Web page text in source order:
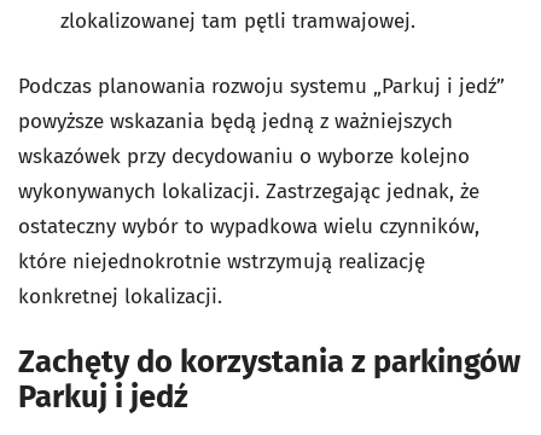
zlokalizowanej tam pętli tramwajowej.
Podczas planowania rozwoju systemu „Parkuj i jedź”
powyższe wskazania będą jedną z ważniejszych
wskazówek przy decydowaniu o wyborze kolejno
wykonywanych lokalizacji. Zastrzegając jednak, że
ostateczny wybór to wypadkowa wielu czynników,
które niejednokrotnie wstrzymują realizację
konkretnej lokalizacji.
Zachęty do korzystania z parkingów
Parkuj i jedź